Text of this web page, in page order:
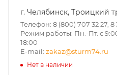
г. Челябинск, Троицкий
Телефон: 8 (800) 707 32 27, 8
Режим работы: Пн.-Пт. с
18:00
E-mail: zakaz@sturm74.ru
Нет в наличии